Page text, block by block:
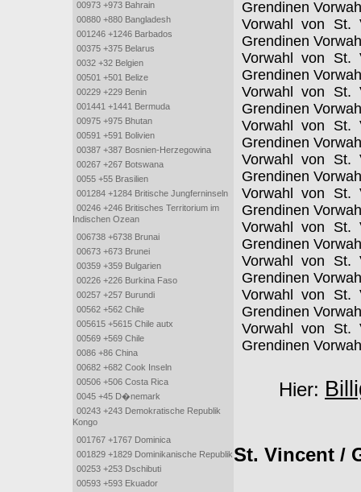
00973 +973 Bahrain
00880 +880 Bangladesh
001246 +1246 Barbados
00375 +375 Belarus
0032 +32 Belgien
00501 +501 Belize
00229 +229 Benin
001441 +1441 Bermuda
00975 +975 Bhutan
00591 +591 Bolivien
00387 +387 Bosnien-Herzegowina
00267 +267 Botswana
0055 +55 Brasilien
001284 +1284 Britische Jungferninseln
00246 +246 Britisches Territorium im
Indischen Ozean
006738 +6738 Brunai
00673 +673 Brunei
00359 +359 Bulgarien
00226 +226 Burkina Faso
00257 +257 Burundi
00562 +562 Chile
005615 +5615 Chile autx
00569 +569 Chile
0086 +86 China
00682 +682 Cook Inseln
00506 +506 Costa Rica
0045 +45 D�nemark
00243 +243 Demokratische Republik
Kongo
001767 +1767 Dominica
001829 +1829 Dominikanische Republik
00253 +253 Dschibuti
00593 +593 Ekuador
Grendinen
Vorwahl von St.
Grendinen
Vorwahl von St.
Grendinen
Vorwahl von St.
Grendinen
Vorwahl von St.
Grendinen
Vorwahl von St.
Grendinen
Vorwahl von St.
Grendinen
Vorwahl von St.
Grendinen
Vorwahl von St.
Grendinen
Vorwahl von St.
Grendinen
Vorwahl von St.
Grendinen
Hier:
St. Vincent /